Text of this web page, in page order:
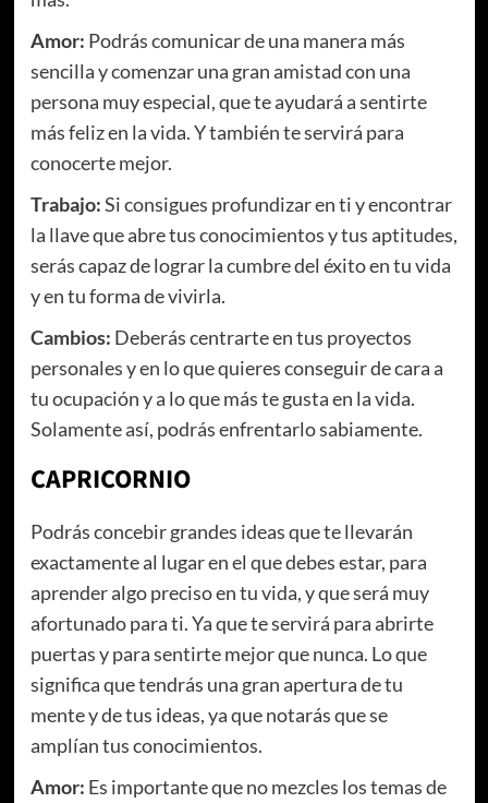
Amor: Podrás comunicar de una manera más
sencilla y comenzar una gran amistad con una
persona muy especial, que te ayudará a sentirte
más feliz en la vida. Y también te servirá para
conocerte mejor.
Trabajo:Si consigues profundizar en ti y encontrar
la llave que abre tus conocimientos y tus aptitudes,
serás capaz de lograr la cumbre del éxito en tu vida
y en tu forma de vivirla.
Cambios: Deberás centrarte en tus proyectos
personales y en lo que quieres conseguir de cara a
tu ocupación y a lo que más te gusta en la vida.
Solamente así, podrás enfrentarlo sabiamente.
CAPRICORNIO
Podrás concebir grandes ideas que te llevarán
exactamente al lugar en el que debes estar, para
aprender algo preciso en tu vida, y que será muy
afortunado para ti. Ya que te servirá para abrirte
puertas y para sentirte mejor que nunca. Lo que
significa que tendrás una gran apertura de tu
mente y de tus ideas, ya que notarás que se
amplían tus conocimientos.
Amor: Es importante que no mezcles los temas de